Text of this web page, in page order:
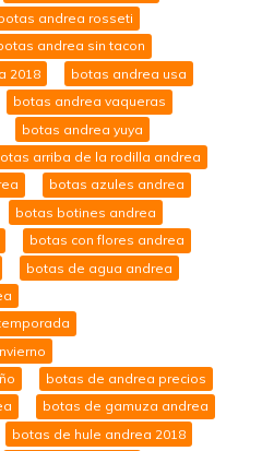
andrea rosseti
andrea sin tacon
2018
botas andrea usa
botas andrea vaqueras
botas andrea yuya
arriba de la rodilla andrea
botas azules andrea
botas botines andrea
botas con flores andrea
botas de agua andrea
botas de andrea precios
botas de gamuza andrea
botas de hule andrea 2018